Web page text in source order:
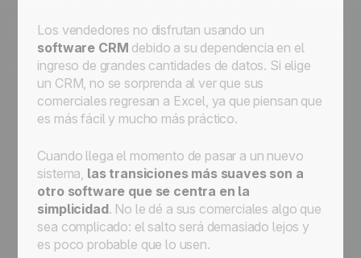
Los vendedores no disfrutan usando un
software CRM debido a su dependencia en el
ingreso de grandes cantidades de datos. Si elige
un CRM, no se sorprenda al ver que sus
comerciales regresan a Excel, ya que piensan que
es más fácil y mucho más práctico.
Cuando llega el momento de pasar a un nuevo
sistema, las transiciones más suaves son a
otro software que se centra en la
simplicidad. No le dé a sus comerciales algo que
sea complicado: el salto será demasiado lejos y
es poco probable que lo usen.